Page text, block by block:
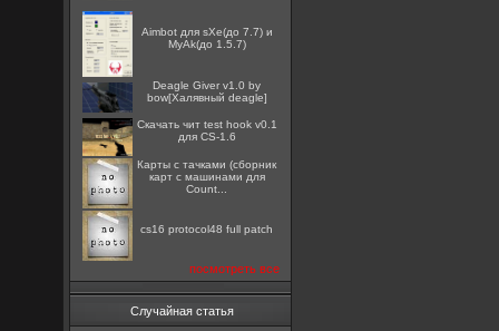
Aimbot для sXe(до 7.7) и
MyAk(до 1.5.7)
Deagle Giver v1.0 by
bow[Халявный deagle]
Скачать чит test hook v0.1
для CS-1.6
Карты с тачками (сборник
карт с машинами для
Count...
cs16 protocol48 full patch
посмотреть все
Случайная статья